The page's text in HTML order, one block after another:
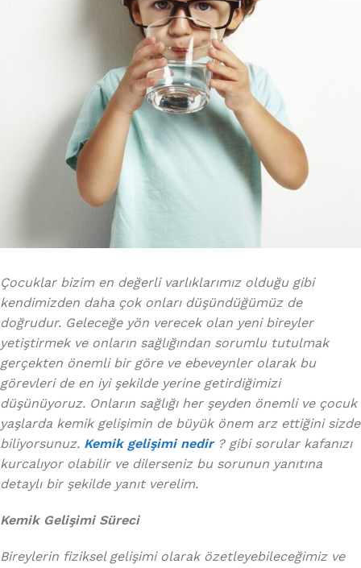
Çocuklar bizim en değerli varlıklarımız olduğu gibi
kendimizden daha çok onları düşündüğümüz de
doğrudur. Geleceğe yön verecek olan yeni bireyler
yetiştirmek ve onların sağlığından sorumlu tutulmak
gerçekten önemli bir göre ve ebeveynler olarak bu
görevleri de en iyi şekilde yerine getirdiğimizi
düşünüyoruz. Onların sağlığı her şeyden önemli ve çocuk
yaşlarda kemik gelişimin de büyük önem arz ettiğini sizde
biliyorsunuz. Kemik gelişimi nedir ? gibi sorular kafanızı
kurcalıyor olabilir ve dilerseniz bu sorunun yanıtına
detaylı bir şekilde yanıt verelim.
Kemik Gelişimi Süreci
Bireylerin fiziksel gelişimi olarak özetleyebileceğimiz ve